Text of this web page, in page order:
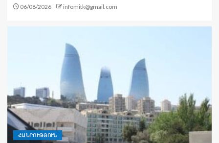
06/08/2026 infomitk@gmail.com
ՀԱՆՐՈՒԹՅՈՒՆ